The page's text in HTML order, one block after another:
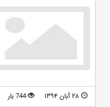
۲۸ آبان ۱۳۹۴ 744 بار